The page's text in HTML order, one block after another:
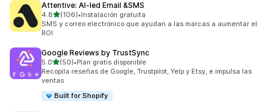
Attentive: AI‑led Email &SMS
4.8de 5 estrellas
(106)
106 reseñas en total
•Instalación gratuita
SMS y correo electrónico que ayudan a las marcas a aumentar el
ROI
Google Reviews by TrustSync
5.0de 5 estrellas
(50)
50 reseñas en total
•Plan gratis disponible
Recopila reseñas de Google, Trustpilot, Yelp y Etsy, e impulsa las
ventas
Built for Shopify